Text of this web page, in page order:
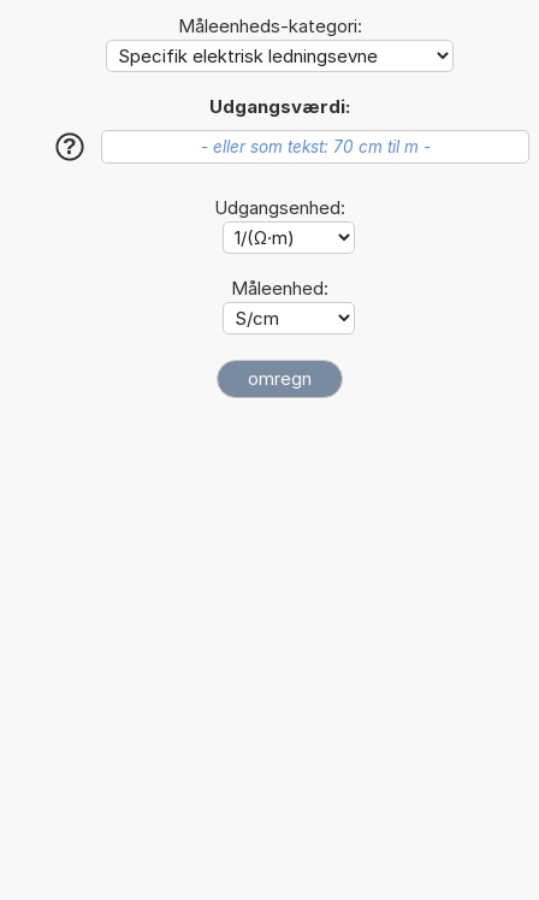
Måleenheds-kategori:
Udgangsværdi:
?
Udgangsenhed:
Måleenhed: